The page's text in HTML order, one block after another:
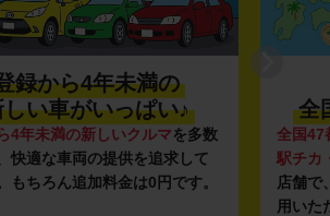
録から4年未満の
い車がいっぱい♪
4年未満の新しいクルマを多数
快適な車両の提供を追求して
もちろん追加料金は0円です。
全
全国47
駅チカ
店舗で
用いた